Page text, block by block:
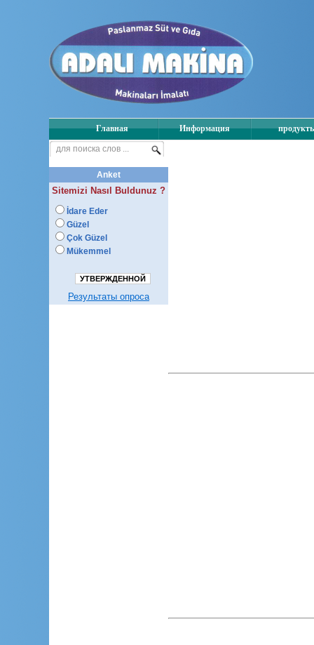
Главная Информация
Anket
Sitemizi Nasıl Buldunuz ?
İdare Eder
Güzel
Çok Güzel
Mükemmel
УТВЕРЖДЕННОЙ
Результаты опроса